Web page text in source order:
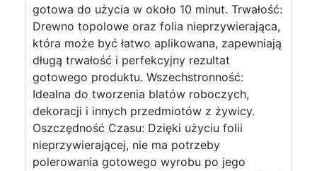
gotowa do użycia w około 10 minut. Trwałość:
Drewno topolowe oraz folia nieprzywierająca,
która może być łatwo aplikowana, zapewniają
długą trwałość i perfekcyjny rezultat
gotowego produktu. Wszechstronność:
Idealna do tworzenia blatów roboczych,
dekoracji i innych przedmiotów z żywicy.
Oszczędność Czasu: Dzięki użyciu folii
nieprzywierającej, nie ma potrzeby
polerowania gotowego wyrobu po jego